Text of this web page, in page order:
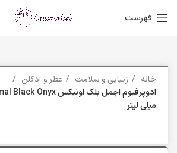
فهرست
خانه زیبایی و سلامت
عطر و ادکلن
میلی لیتر